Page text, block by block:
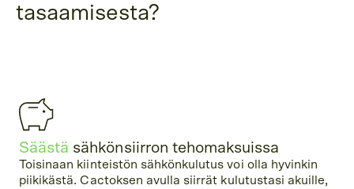
tasaamisesta?
Säästä sähkönsiirron tehomaksuissa
Toisinaan kiinteistön sähkönkulutus voi olla hyvinkin
piikikästä. Cactoksen avulla siirrät kulutustasi akuille,